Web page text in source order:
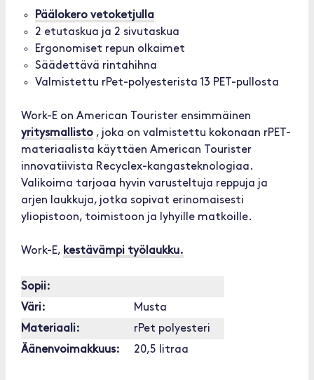
Päälokero vetoketjulla
2 etutaskua ja 2 sivutaskua
Ergonomiset repun olkaimet
Säädettävä rintahihna
Valmistettu rPet-polyesterista 13 PET-pullosta
Work-E on American Tourister ensimmäinen
yritysmallisto , joka on valmistettu kokonaan rPET-
materiaalista käyttäen American Tourister
innovatiivista Recyclex-kangasteknologiaa.
Valikoima tarjoaa hyvin varusteltuja reppuja ja
arjen laukkuja, jotka sopivat erinomaisesti
yliopistoon, toimistoon ja lyhyille matkoille.
Work-E, kestävämpi työlaukku.
Sopii:
Väri:
Musta
Materiaali:
rPet polyesteri
Äänenvoimakkuus:
20,5 litraa